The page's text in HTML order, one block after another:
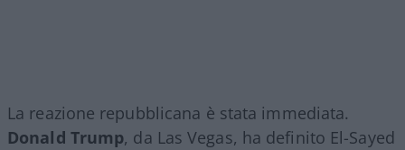
La reazione repubblicana è stata immediata.
Donald Trump, da Las Vegas, ha definito El-Sayed